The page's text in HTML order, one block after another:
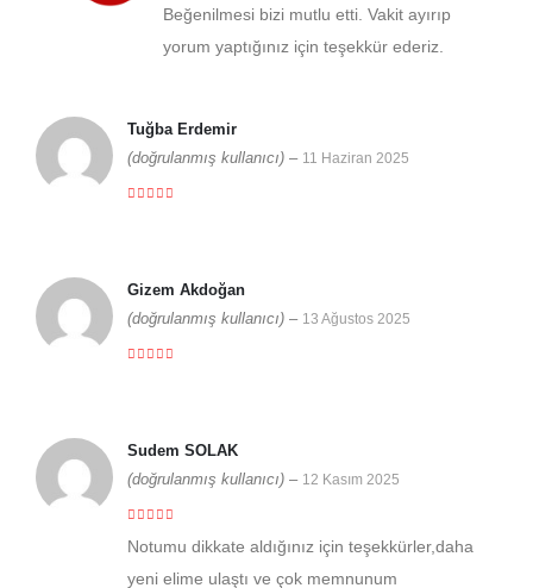
Beğenilmesi bizi mutlu etti. Vakit ayırıp
yorum yaptığınız için teşekkür ederiz.
Tuğba Erdemir
(doğrulanmış kullanıcı) – 11 Haziran 2025
Gizem Akdoğan
(doğrulanmış kullanıcı) – 13 Ağustos 2025
Sudem SOLAK
(doğrulanmış kullanıcı) – 12 Kasım 2025
Notumu dikkate aldığınız için teşekkürler,daha
yeni elime ulaştı ve çok memnunum